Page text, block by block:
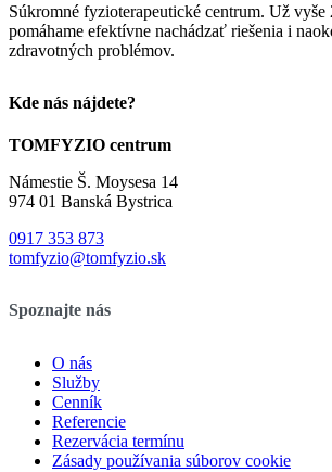
Súkromné fyzioterapeutické centrum. Už
pomáhame efektívne nachádzať riešenia i
zdravotných problémov.
Kde nás nájdete?
TOMFYZIO centrum
Námestie Š. Moysesa 14
974 01 Banská Bystrica
0917 353 873
tomfyzio@tomfyzio.sk
Spoznajte nás
O nás
Služby
Cenník
Referencie
Rezervácia termínu
Zásady používania súborov cookie